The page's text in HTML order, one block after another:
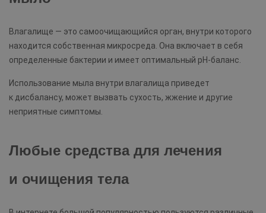
Влагалище — это самоочищающийся орган, внутри которого
находится собственная микросреда. Она включает в себя
определенные бактерии и имеет оптимальный pH-баланс.
Использование мыла внутри влагалища приведет
к дисбалансу, может вызвать сухость, жжение и другие
неприятные симптомы.
Любые средства для лечения
и очищения тела